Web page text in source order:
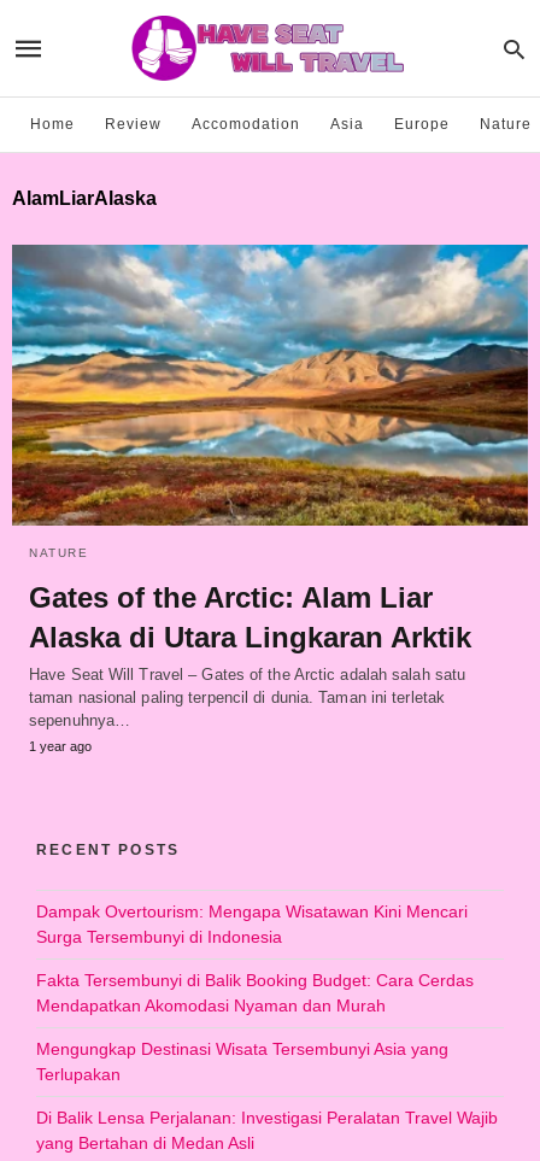
Home Review Accomodation Asia Europe Nature
AlamLiarAlaska
NATURE
Gates of the Arctic: Alam Liar
Alaska di Utara Lingkaran Arktik
Have Seat Will Travel – Gates of the Arctic adalah salah satu
taman nasional paling terpencil di dunia. Taman ini terletak
sepenuhnya…
1 year ago
RECENT POSTS
Dampak Overtourism: Mengapa Wisatawan Kini Mencari
Surga Tersembunyi di Indonesia
Fakta Tersembunyi di Balik Booking Budget: Cara Cerdas
Mendapatkan Akomodasi Nyaman dan Murah
Mengungkap Destinasi Wisata Tersembunyi Asia yang
Terlupakan
Di Balik Lensa Perjalanan: Investigasi Peralatan Travel Wajib
yang Bertahan di Medan Asli